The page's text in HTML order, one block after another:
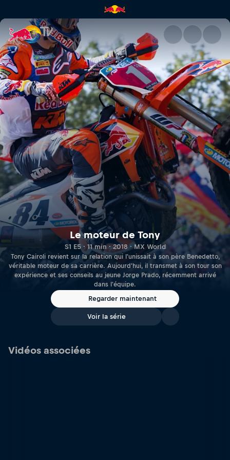
Le moteur de Tony | Red Bull
Le moteur de Tony
S1 E5 · 11 min · 2018 · MX World
Tony Cairoli revient sur la relation qui l'unissait à son père Benedetto,
véritable moteur de sa carrière. Aujourd'hui, il transmet à son tour son
expérience et ses conseils au jeune Jorge Prado, récemment arrivé
dans l'équipe.
Regarder maintenant
Voir la série
Vidéos associées